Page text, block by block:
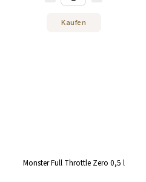
Kaufen
Monster Full Throttle Zero 0,5 l